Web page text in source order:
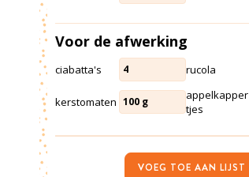
Voor de afwerking
ciabatta's 4 rucola
kerstomaten 100 g
appelkapper
tjes
VOEG TOE AAN LIJST